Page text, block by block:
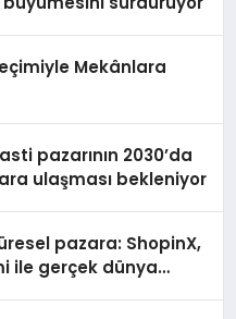
Mekânlara
pazarının 2030’da
ulaşması bekleniyor
pazara: ShopinX,
ile gerçek dünya